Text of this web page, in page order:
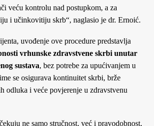
veću kontrolu nad postupkom, a za
i učinkovitiju skrb“, naglasio je dr. Ernoić.
uvođenje ove procedure predstavlja
vrhunske zdravstvene skrbi unutar
sustava, bez potrebe za upućivanjem u
se osigurava kontinuitet skrbi, brže
odluka i veće povjerenje u zdravstvenu
ne samo stručnost, već i pravodobnost,